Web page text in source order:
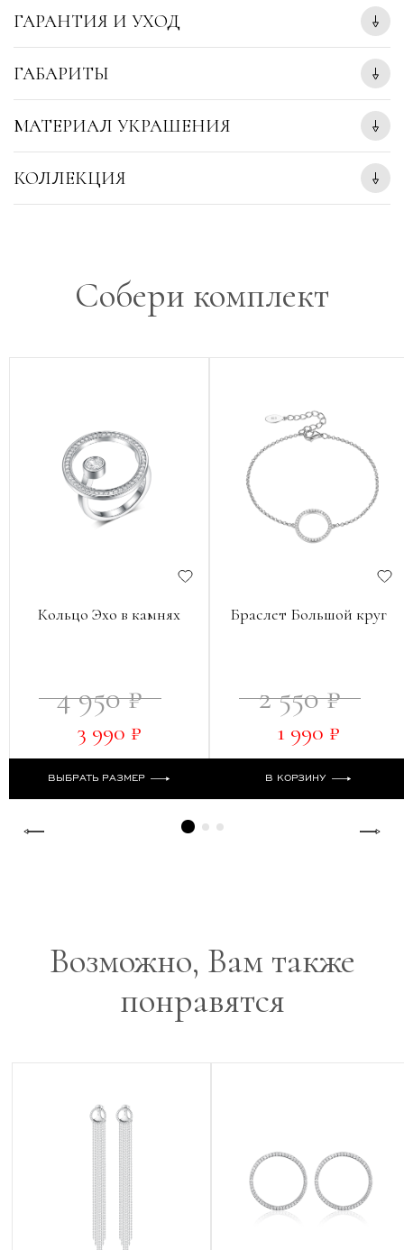
ГАРАНТИЯ И УХОД
ГАБАРИТЫ
МАТЕРИАЛ УКРАШЕНИЯ
КОЛЛЕКЦИЯ
Собери комплект
Кольцо Эхо в камнях
4 950 ₽
3 990 ₽
ВЫБРАТЬ РАЗМЕР
Браслет Большой круг
2 550 ₽
1 990 ₽
В КОРЗИНУ
Возможно, Вам также
понравятся